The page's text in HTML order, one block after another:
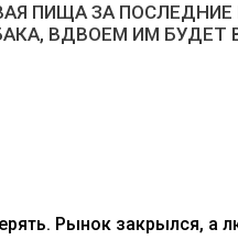
ПИЩА ЗА ПОСЛЕДНИЕ
ВДВОЕМ ИМ БУДЕТ
Рынок закрылся, а